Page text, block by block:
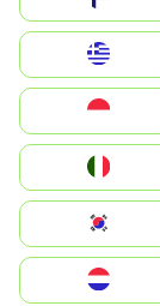
Magyarország
South Korea